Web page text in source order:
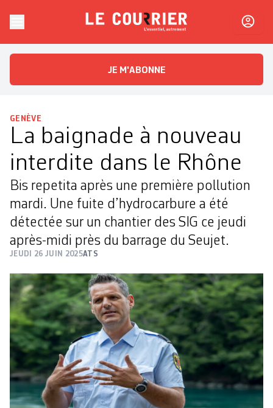
Le CourrierL'essentiel, autrement
JE M'ABONNE
GENÈVE
La baignade à nouveau
interdite dans le Rhône
Bis repetita après une première pollution
mardi. Une fuite d’hydrocarbure a été
détectée sur un chantier des SIG ce jeudi
après-midi près du barrage du Seujet.
JEUDI 26 JUIN 2025ATS